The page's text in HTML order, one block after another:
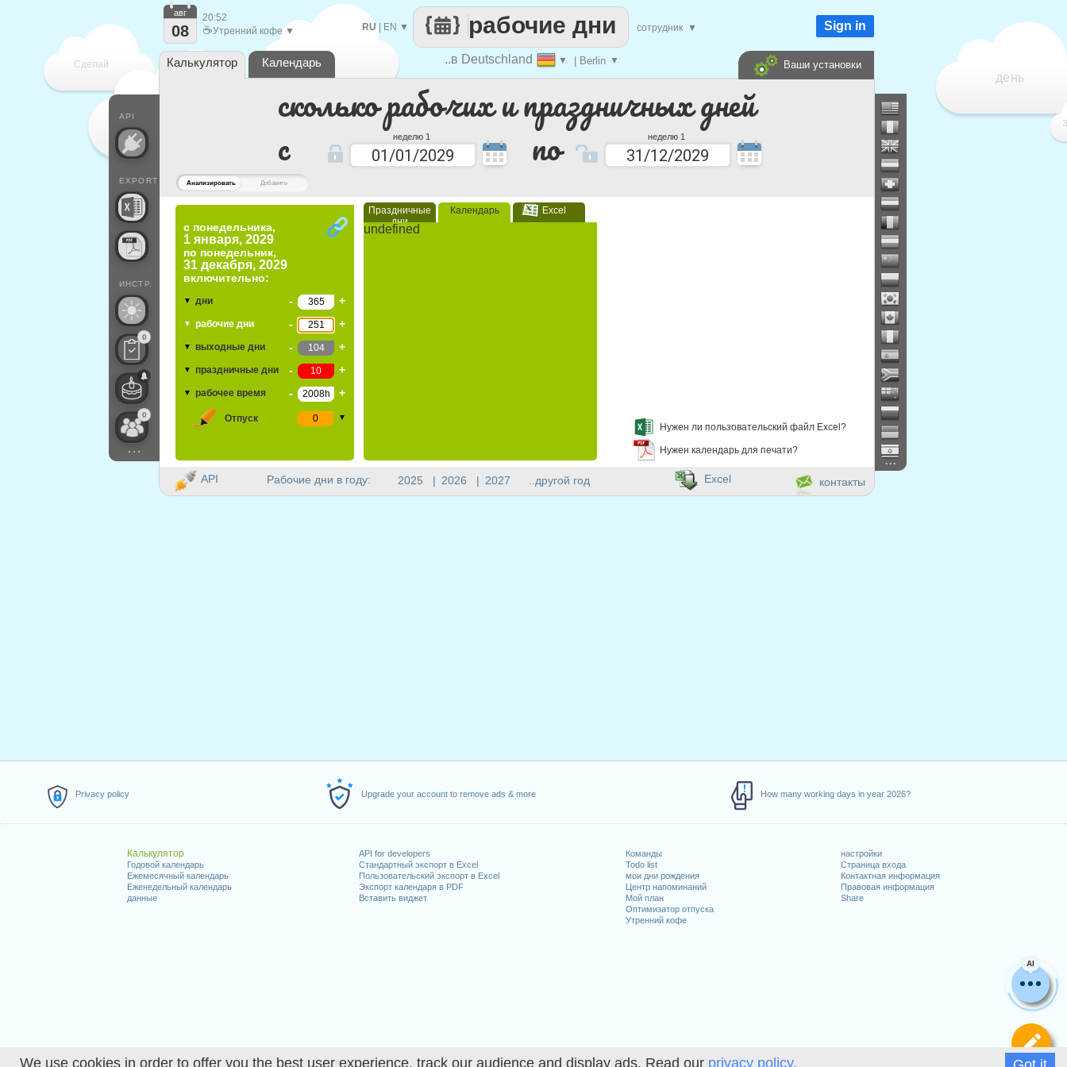
We use cookies in order to offer you the best user experience, track our audience and display ads. Read our privacy policy.
Privacy policy Upgrade your account to remove ads & more How many working days in year 2026?
Калькулятор
Годовой календарь
Ежемесячный календарь
Еженедельный календарь
данные
API for developers
Стандартный экспорт в Excel
Пользовательский экспорт в Excel
Экспорт календаря в PDF
Вставить виджет
Команды
Todo list
мои дни рождения
Центр напоминаний
Мой план
Оптимизатор отпуска
Утренний кофе
настройки
Страница входа
Контактная информация
Правовая информация
Share
Анализировать Добавить
сколько рабочих и праздничных дней
c
неделю 1 по неделю 1
с понедельника,
1 января, 2029
по понедельник,
31 декабря, 2029
включительно:
▼ дни - +
▼ рабочие дни - +
▼ выходные дни - +
▼ праздничные дни - +
▼ рабочее время - +
Отпуск ▼
Праздничные
дни
Календарь Excel
undefined
Нужен ли пользовательский файл Excel?
Нужен календарь для печати?
AI
Сделай
день
..в Deutschland ▼ | Berlin ▼
рабочие дни
RU| EN ▼ сотрудник ▼
API
EXPORT
ИНСТР.
0
0
...
авг
08
20:52
☕Утренний кофе ▼ Sign in
Калькулятор Календарь Ваши установки
Рабочие дни в году: 2025 | 2026 | 2027 ..другой год
...
API контакты
Excel